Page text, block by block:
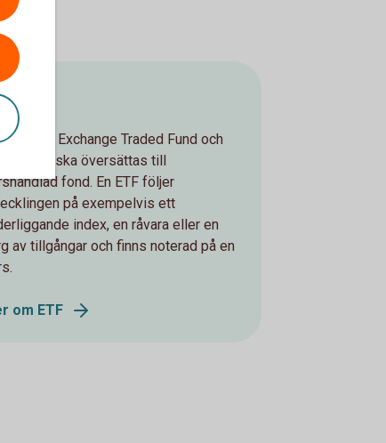
står för Exchange Traded Fund och
på svenska översättas till
fond. En ETF följer
på exempelvis ett
index, en råvara eller en
av tillgångar och finns noterad på en
om ETF